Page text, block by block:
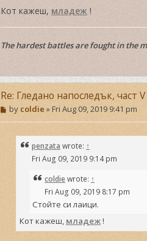
Кот кажеш,младеж!
The hardest battles are fought in the
Re: Гледано напоследък, част V
P
o
s
t
bycoldie»Fri Aug 09, 2019 9:41 pm
penzata wrote: ↑
Fri Aug 09, 2019 9:14 pm
coldiewrote: ↑
Fri Aug 09, 2019 8:17 pm
Стойте си лаици.
Кот кажеш, младеж!